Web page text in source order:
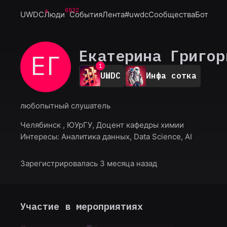
UWDCЛюди6932
СобытияЛента#uwdcСообществаБот
ЕГ Екатерина
0
1
2
3
5
7
8
UWDC Инфа сотка
любопытный слушатель
Челябинск , ЮУрГУ, Доцент кафедры химии
Интересы: Аналитика данных, Data Science, AI
Зарегистрировалась 3 месяца назад
Участие в мероприятиях